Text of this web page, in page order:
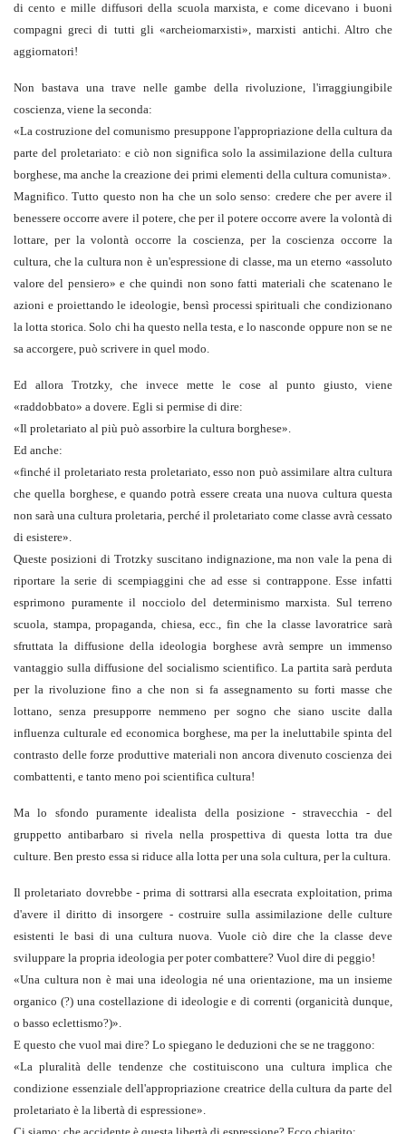
di cento e mille diffusori della scuola marxista, e come dicevano i buoni
compagni greci di tutti gli «archeiomarxisti», marxisti antichi. Altro che
aggiornatori!
Non bastava una trave nelle gambe della rivoluzione, l'irraggiungibile
coscienza, viene la seconda:
«La costruzione del comunismo presuppone l'appropriazione della cultura da
parte del proletariato: e ciò non significa solo la assimilazione della cultura
borghese, ma anche la creazione dei primi elementi della cultura comunista».
Magnifico. Tutto questo non ha che un solo senso: credere che per avere il
benessere occorre avere il potere, che per il potere occorre avere la volontà di
lottare, per la volontà occorre la coscienza, per la coscienza occorre la
cultura, che la cultura non è un'espressione di classe, ma un eterno «assoluto
valore del pensiero» e che quindi non sono fatti materiali che scatenano le
azioni e proiettando le ideologie, bensì processi spirituali che condizionano
la lotta storica. Solo chi ha questo nella testa, e lo nasconde oppure non se ne
sa accorgere, può scrivere in quel modo.
Ed allora Trotzky, che invece mette le cose al punto giusto, viene
«raddobbato» a dovere. Egli si permise di dire:
«Il proletariato al più può assorbire la cultura borghese».
Ed anche:
«finché il proletariato resta proletariato, esso non può assimilare altra cultura
che quella borghese, e quando potrà essere creata una nuova cultura questa
non sarà una cultura proletaria, perché il proletariato come classe avrà cessato
di esistere».
Queste posizioni di Trotzky suscitano indignazione, ma non vale la pena di
riportare la serie di scempiaggini che ad esse si contrappone. Esse infatti
esprimono puramente il nocciolo del determinismo marxista. Sul terreno
scuola, stampa, propaganda, chiesa, ecc., fin che la classe lavoratrice sarà
sfruttata la diffusione della ideologia borghese avrà sempre un immenso
vantaggio sulla diffusione del socialismo scientifico. La partita sarà perduta
per la rivoluzione fino a che non si fa assegnamento su forti masse che
lottano, senza presupporre nemmeno per sogno che siano uscite dalla
influenza culturale ed economica borghese, ma per la ineluttabile spinta del
contrasto delle forze produttive materiali non ancora divenuto coscienza dei
combattenti, e tanto meno poi scientifica cultura!
Ma lo sfondo puramente idealista della posizione - stravecchia - del
gruppetto antibarbaro si rivela nella prospettiva di questa lotta tra due
culture. Ben presto essa si riduce alla lotta per una sola cultura, per la cultura.
Il proletariato dovrebbe - prima di sottrarsi alla esecrata exploitation, prima
d'avere il diritto di insorgere - costruire sulla assimilazione delle culture
esistenti le basi di una cultura nuova. Vuole ciò dire che la classe deve
sviluppare la propria ideologia per poter combattere? Vuol dire di peggio!
«Una cultura non è mai una ideologia né una orientazione, ma un insieme
organico (?) una costellazione di ideologie e di correnti (organicità dunque,
o basso eclettismo?)».
E questo che vuol mai dire? Lo spiegano le deduzioni che se ne traggono:
«La pluralità delle tendenze che costituiscono una cultura implica che
condizione essenziale dell'appropriazione creatrice della cultura da parte del
proletariato è la libertà di espressione».